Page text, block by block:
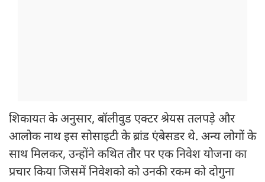
शिकायत के अनुसार, बॉलीवुड एक्टर श्रेयस तलपड़े और
आलोक नाथ इस सोसाइटी के ब्रांड एंबेसडर थे. अन्य लोगों के
साथ मिलकर, उन्होंने कथित तौर पर एक निवेश योजना का
प्रचार किया जिसमें निवेशको को उनकी रकम को दोगुना